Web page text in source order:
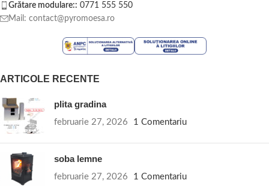
Grătare modulare:: 0771 555 550
Mail: contact@pyromoesa.ro
ARTICOLE RECENTE
plita gradina
februarie 27, 2026 1 Comentariu
soba lemne
februarie 27, 2026 1 Comentariu